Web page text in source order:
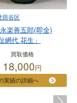
田谷区
楽善五郎(即全)
網代 花生」
買取価格
18,000円
実績の詳細へ